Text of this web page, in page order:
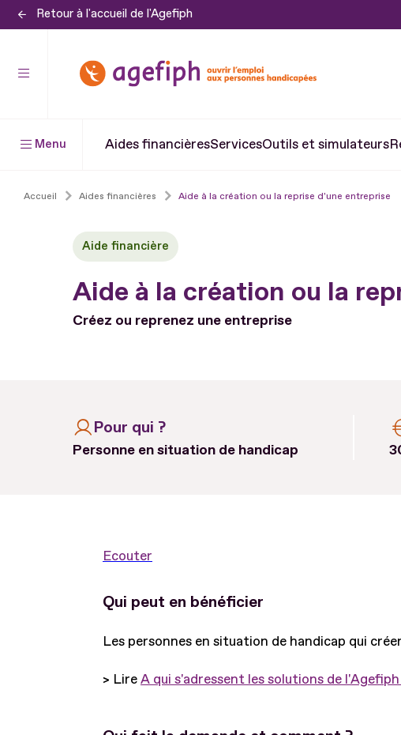
Aller
contenu
Retour à l'accueil de l'Agefiph
Menu Aides financièresServicesOutils et simulateurs
Accueil Aides financières Aide à la création ou la reprise d'une entreprise
Aide à la création ou la
Aide financière
Créez ou reprenez une entreprise
Pour qui ?
Personne en situation de handicap
Ecouter
Qui peut en bénéficier
Les personnes en situation de handicap qui
> LireA qui s'adressent les solutions de l'Agefiph